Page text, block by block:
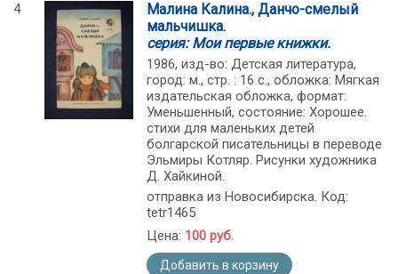
4
Малина Калина., Данчо-смелый
мальчишка.
серия: Мои первые книжки.
1986, изд-во: Детская литература,
город: м., стр. : 16 с., обложка: Мягкая
издательская обложка, формат:
Уменьшенный, состояние: Хорошее.
стихи для маленьких детей
болгарской писательницы в переводе
Эльмиры Котляр. Рисунки художника
Д. Хайкиной.
отправка из Новосибирска. Код:
tetr1465
Цена: 100 руб.
Добавить в корзину